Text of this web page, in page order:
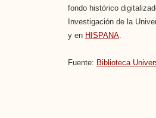
fondo histórico
Investigación de la
y en HISPANA.
Fuente: Biblioteca